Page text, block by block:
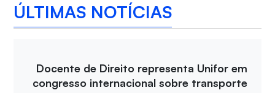
ÚLTIMAS NOTÍCIAS
Docente de Direito representa Unifor em
congresso internacional sobre transporte